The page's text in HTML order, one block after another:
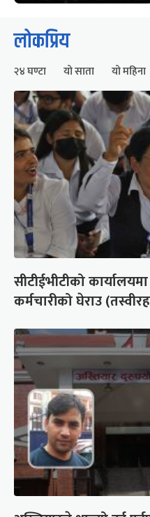
लोकप्रिय
२४ घण्टा यो साता यो महिना
सीटीईभीटीको
कर्मचारीको घेराउ